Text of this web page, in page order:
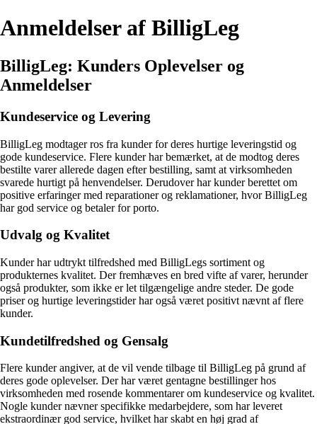
Anmeldelser af BilligLeg
BilligLeg: Kunders Oplevelser og
Anmeldelser
Kundeservice og Levering
BilligLeg modtager ros fra kunder for deres hurtige leveringstid og
gode kundeservice. Flere kunder har bemærket, at de modtog deres
bestilte varer allerede dagen efter bestilling, samt at virksomheden
svarede hurtigt på henvendelser. Derudover har kunder berettet om
positive erfaringer med reparationer og reklamationer, hvor BilligLeg
har god service og betaler for porto.
Udvalg og Kvalitet
Kunder har udtrykt tilfredshed med BilligLegs sortiment og
produkternes kvalitet. Der fremhæves en bred vifte af varer, herunder
også produkter, som ikke er let tilgængelige andre steder. De gode
priser og hurtige leveringstider har også været positivt nævnt af flere
kunder.
Kundetilfredshed og Gensalg
Flere kunder angiver, at de vil vende tilbage til BilligLeg på grund af
deres gode oplevelser. Der har været gentagne bestillinger hos
virksomheden med rosende kommentarer om kundeservice og kvalitet.
Nogle kunder nævner specifikke medarbejdere, som har leveret
ekstraordinær god service, hvilket har skabt en høj grad af